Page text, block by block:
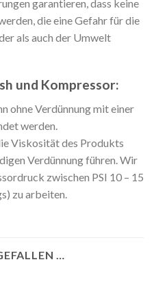
garantieren, dass keine
die eine Gefahr für die
als auch der Umwelt
und Kompressor:
ohne Verdünnung mit einer
werden.
Viskosität des Produkts
Verdünnung führen. Wir
zwischen PSI 10 – 15
zu arbeiten.
…